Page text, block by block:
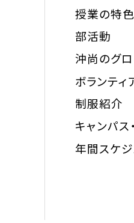
授業の特
部活動
沖尚のグ
ボランティ
制服紹介
キャンパス
年間スケ